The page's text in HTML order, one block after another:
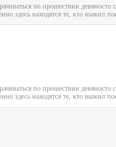
по прошествии
здесь находятся те, кто выжил
по прошествии
здесь находятся те, кто выжил